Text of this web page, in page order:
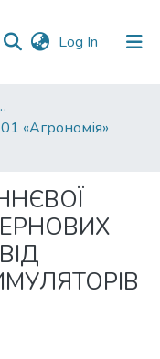
Log In (current)
селекції та екології
«Агрономія»